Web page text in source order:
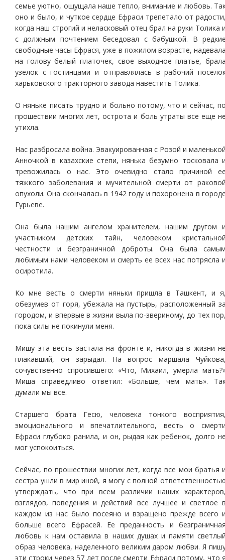
семье уютно, ощущала наше тепло, внимание и любовь.
оно и было, и чуткое сердце Ефраси трепетало от
когда наш строгий и неласковый отец брал на руки Толика
с должным почтением беседовал с бабушкой. В
свободные часы Ефрася, уже в пожилом возрасте,
на голову белый платочек, свое выходное платье,
узелок с гостинцами и отправлялась в рабочий
харьковского тракторного завода навестить Толика.
О няньке писать трудно и больно потому, что и сейчас,
прошествии многих лет, острота и боль утраты все еще
утихла.
Нас разбросала война. Эвакуированная с Розой и
Анночкой в казахские степи, нянька безумно тосковала
тревожилась о нас. Это очевидно стало причиной
тяжкого заболевания и мучительной смерти от
опухоли. Она скончалась в 1942 году и похоронена в
Гурьеве.
Она была нашим ангелом хранителем, нашим другом
участником детских тайн, человеком
честности и безграничной доброты. Она была
любимым нами человеком и смерть ее всех нас потрясла
осиротила.
Ко мне весть о смерти няньки пришла в Ташкент, и
обезумев от горя, убежала на пустырь, расположенный
городом, и впервые в жизни выла по-звериному, до тех
пока силы не покинули меня.
Мишу эта весть застала на фронте и, никогда в жизни
плакавший, он зарыдал. На вопрос маршала
сочувственно спросившего: «Что, Михаил, умерла
Миша справедливо ответил: «Больше, чем мать».
думали мы все.
Старшего брата Гесю, человека тонкого
эмоционального и впечатлительного, весть о
Ефраси глубоко ранила, и он, рыдая как ребенок, долго
мог успокоиться.
Сейчас, по прошествии многих лет, когда все мои братья
сестра ушли в мир иной, я могу с полной
утверждать, что при всем различии наших
взглядов, поведения и действий все лучшее и светлое
каждом из нас было посеяно и взращено прежде всего
больше всего Ефрасей. Ее преданность и
любовь к нам оставила в наших душах и памяти
образ человека, наделенного великим даром любви. Я
эти строки через 57 лет после смерти Ефраси потому, что